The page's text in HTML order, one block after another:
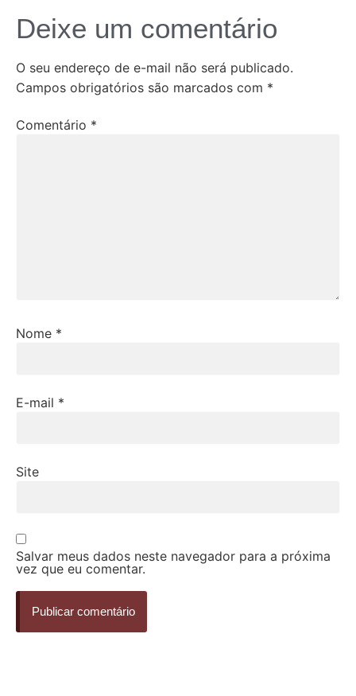
Deixe um comentário
O seu endereço de e-mail não será publicado.
Campos obrigatórios são marcados com *
Comentário *
Nome *
E-mail *
Site
Salvar meus dados neste navegador para a próxima
vez que eu comentar.